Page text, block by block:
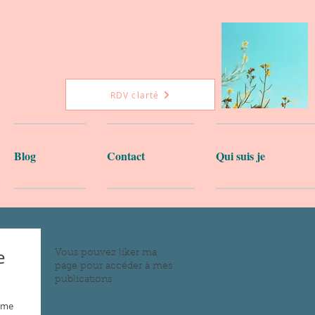
RDV clarté
Blog Contact Qui suis je
Vous pouvez liker ma
page pour accéder à mes
publications